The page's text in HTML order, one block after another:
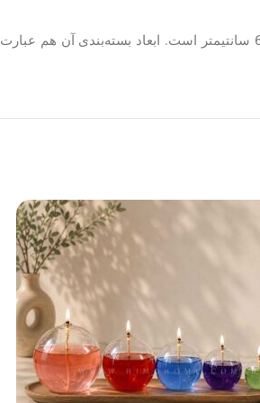
شمع فانتزی کاکتوس گلدانی در پک دو عددی به فروش می‌رسد. این شمع کوچک و ظریف مناسب برای تزئین منزل است. طول هر کاکتوس 4، عرض آن نیز 4 و ارتفاع آن 6 سانتیمتر است. ابعاد بسته‌بندی آن هم عبارت